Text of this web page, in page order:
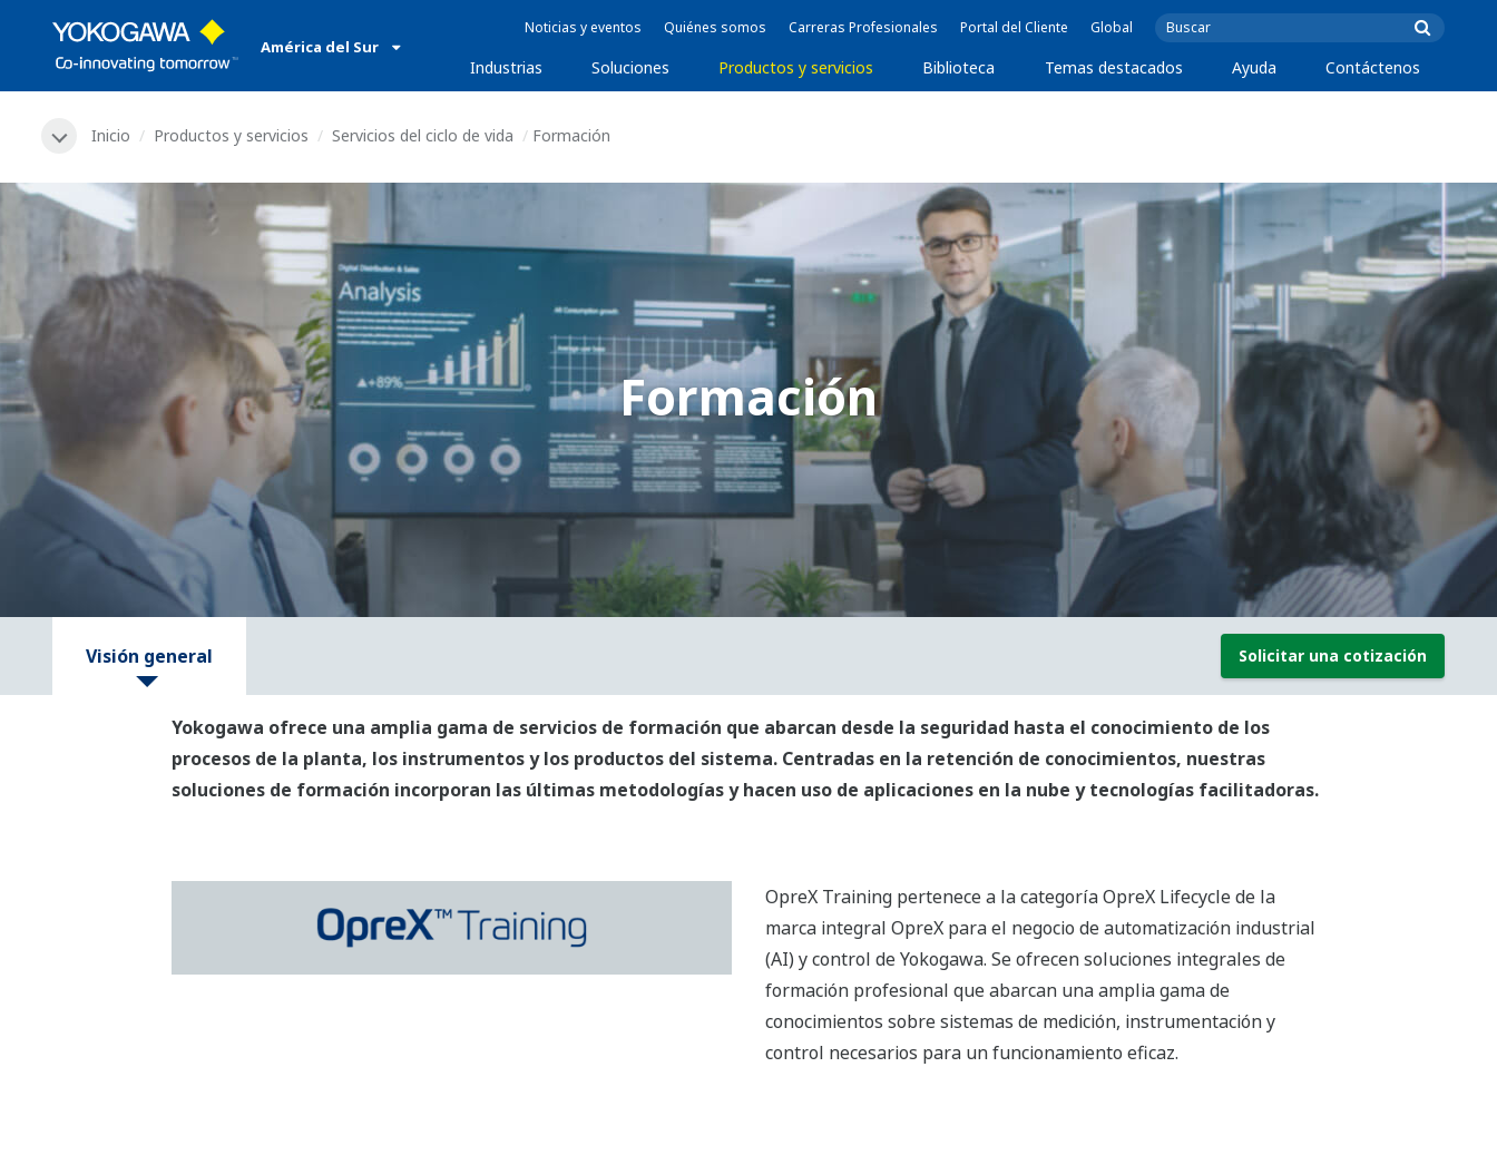
América del Sur
Noticias y eventos Quiénes somos Carreras Profesionales Portal del Cliente Global
Industrias Soluciones Productos y servicios Biblioteca Temas destacados Ayuda Contáctenos
Inicio Productos y servicios Servicios del ciclo de vida Formación
Formación
Visión general Solicitar una cotización
Yokogawa ofrece una amplia gama de servicios de formación que abarcan desde la seguridad hasta el conocimiento de los
procesos de la planta, los instrumentos y los productos del sistema. Centradas en la retención de conocimientos, nuestras
soluciones de formación incorporan las últimas metodologías y hacen uso de aplicaciones en la nube y tecnologías facilitadoras.
OpreX Training pertenece a la categoría OpreX Lifecycle de la
marca integral OpreX para el negocio de automatización industrial
(AI) y control de Yokogawa. Se ofrecen soluciones integrales de
formación profesional que abarcan una amplia gama de
conocimientos sobre sistemas de medición, instrumentación y
control necesarios para un funcionamiento eficaz.